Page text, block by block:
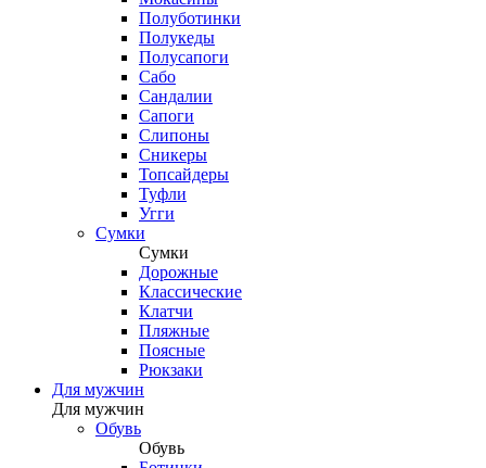
Полуботинки
Полукеды
Полусапоги
Сабо
Сандалии
Сапоги
Слипоны
Сникеры
Топсайдеры
Туфли
Угги
Сумки
Сумки
Дорожные
Классические
Клатчи
Пляжные
Поясные
Рюкзаки
Для мужчин
Для мужчин
Обувь
Обувь